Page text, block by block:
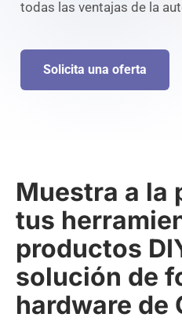
todas las ventajas de la
Solicita una oferta
Muestra a la
tus
productos
solución de
hardware de